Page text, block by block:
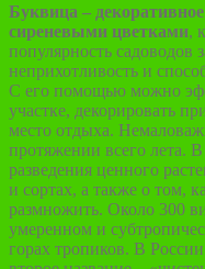
Буквица –
сиреневыми цветками,
популярность садоводов
неприхотливость и
С его помощью можно
участке, декорировать
место отдыха.
протяжении всего лета. В
разведения ценного
и сортах, а также о том,
размножить. Около 300
умеренном и
горах тропиков. В